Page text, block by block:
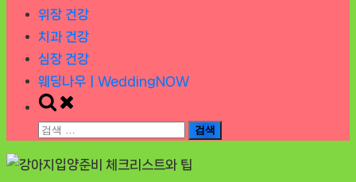
위장 건강
치과 건강
심장 건강
웨딩나우ㅣWeddingNOW
Toggle
search
검